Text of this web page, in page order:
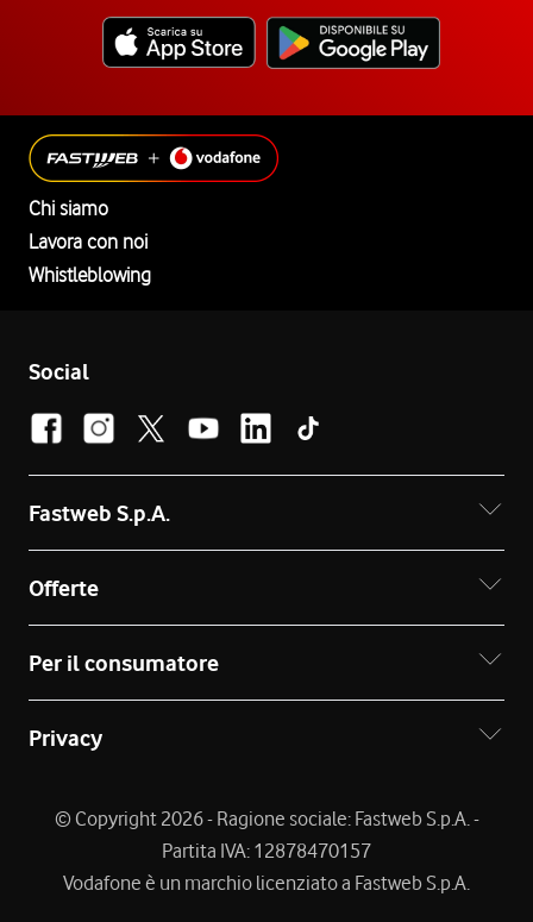
Chi siamo
Lavora con noi
Whistleblowing
Social
Fastweb S.p.A.
Offerte
Per il consumatore
Privacy
© Copyright 2026 - Ragione sociale: Fastweb S.p.A. -
Partita IVA: 12878470157
Vodafone è un marchio licenziato a Fastweb S.p.A.